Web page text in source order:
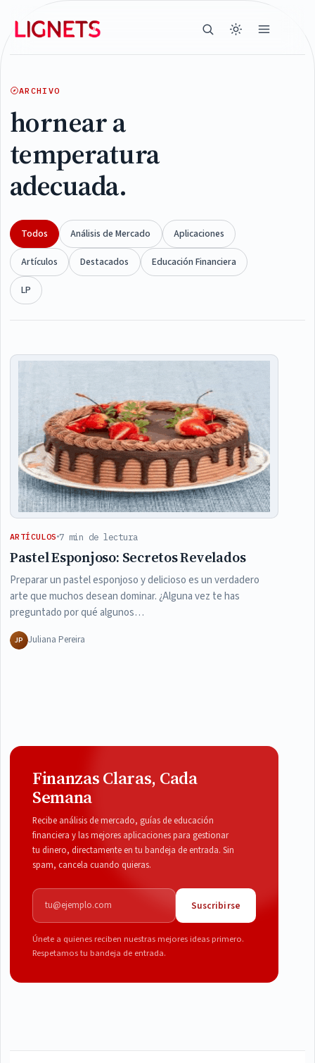
ARCHIVO
hornear a
temperatura
adecuada.
Todos Análisis de Mercado
Aplicaciones
Artículos
Destacados
Educación Financiera
LP
Articles
ARTÍCULOS 7 min de lectura
Pastel Esponjoso: Secretos Revelados
Preparar un pastel esponjoso y delicioso es un verdadero
arte que muchos desean dominar. ¿Alguna vez te has
preguntado por qué algunos…
JP Juliana Pereira
Finanzas Claras, Cada
Semana
Recibe análisis de mercado, guías de educación
financiera y las mejores aplicaciones para gestionar
tu dinero, directamente en tu bandeja de entrada. Sin
spam, cancela cuando quieras.
Correo electrónico
Suscribirse
Únete a quienes reciben nuestras mejores ideas primero.
Respetamos tu bandeja de entrada.